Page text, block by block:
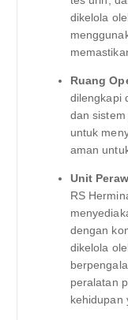
dikelola
Ruang
dilengkapi
dan
untuk
aman
Unit
RS
dengan
dikelola
peralatan
kehidupan